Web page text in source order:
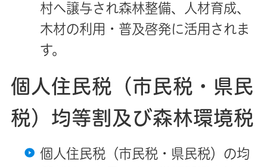
村へ譲与され森林整備、人材育成、
木材の利用・普及啓発に活用されま
す。
個人住民税（市民税・県民
税）均等割及び森林環境税
個人住民税（市民税・県民税）の均